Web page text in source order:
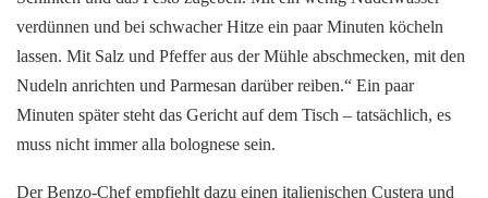
verdünnen und bei schwacher Hitze ein paar Minuten köcheln
lassen. Mit Salz und Pfeffer aus der Mühle abschmecken, mit den
Nudeln anrichten und Parmesan darüber reiben.“ Ein paar
Minuten später steht das Gericht auf dem Tisch – tatsächlich, es
muss nicht immer alla bolognese sein.
Der Benzo-Chef empfiehlt dazu einen italienischen Custera und